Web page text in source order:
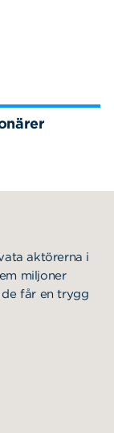
aktörerna i
miljoner
får en trygg